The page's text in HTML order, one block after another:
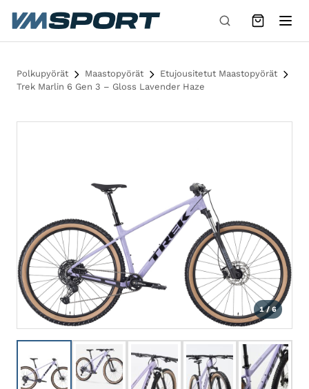
Siirry sisältöön
Polkupyörät Maastopyörät
Etujousitetut Maastopyörät
Trek Marlin 6 Gen 3 – Gloss Lavender Haze
1 / 6